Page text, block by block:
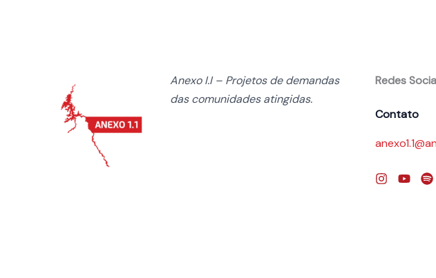
Anexo I.I – Projetos de demandas
das comunidades atingidas.
Redes
Contato